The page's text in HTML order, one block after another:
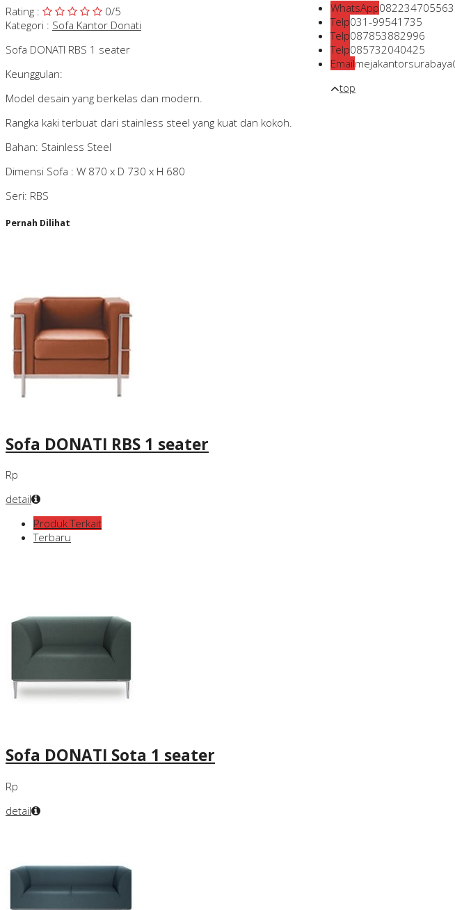
Rating : 0/5
Kategori : Sofa Kantor Donati
Sofa DONATI RBS 1 seater
Keunggulan:
Model desain yang berkelas dan modern.
Rangka kaki terbuat dari stainless steel yang kuat dan kokoh.
Bahan: Stainless Steel
Dimensi Sofa : W 870 x D 730 x H 680
Seri: RBS
Pernah Dilihat
Sofa DONATI RBS 1 seater
Rp
detail
Produk Terkait
Terbaru
Sofa DONATI Sota 1 seater
Rp
detail
WhatsApp082234705563
Telp031-99541735
Telp087853882996
Telp085732040425
Email
top